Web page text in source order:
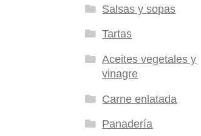
Salsas y sopas
Tartas
Aceites vegetales y
vinagre
Carne enlatada
Panadería